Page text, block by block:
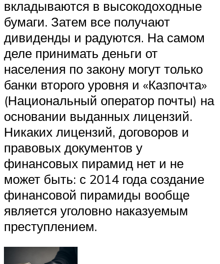
вкладываются в высокодоходные
бумаги. Затем все получают
дивиденды и радуются. На самом
деле принимать деньги от
населения по закону могут только
банки второго уровня и «Казпочта»
(Национальный оператор почты) на
основании выданных лицензий.
Никаких лицензий, договоров и
правовых документов у
финансовых пирамид нет и не
может быть: с 2014 года создание
финансовой пирамиды вообще
является уголовно наказуемым
преступлением.